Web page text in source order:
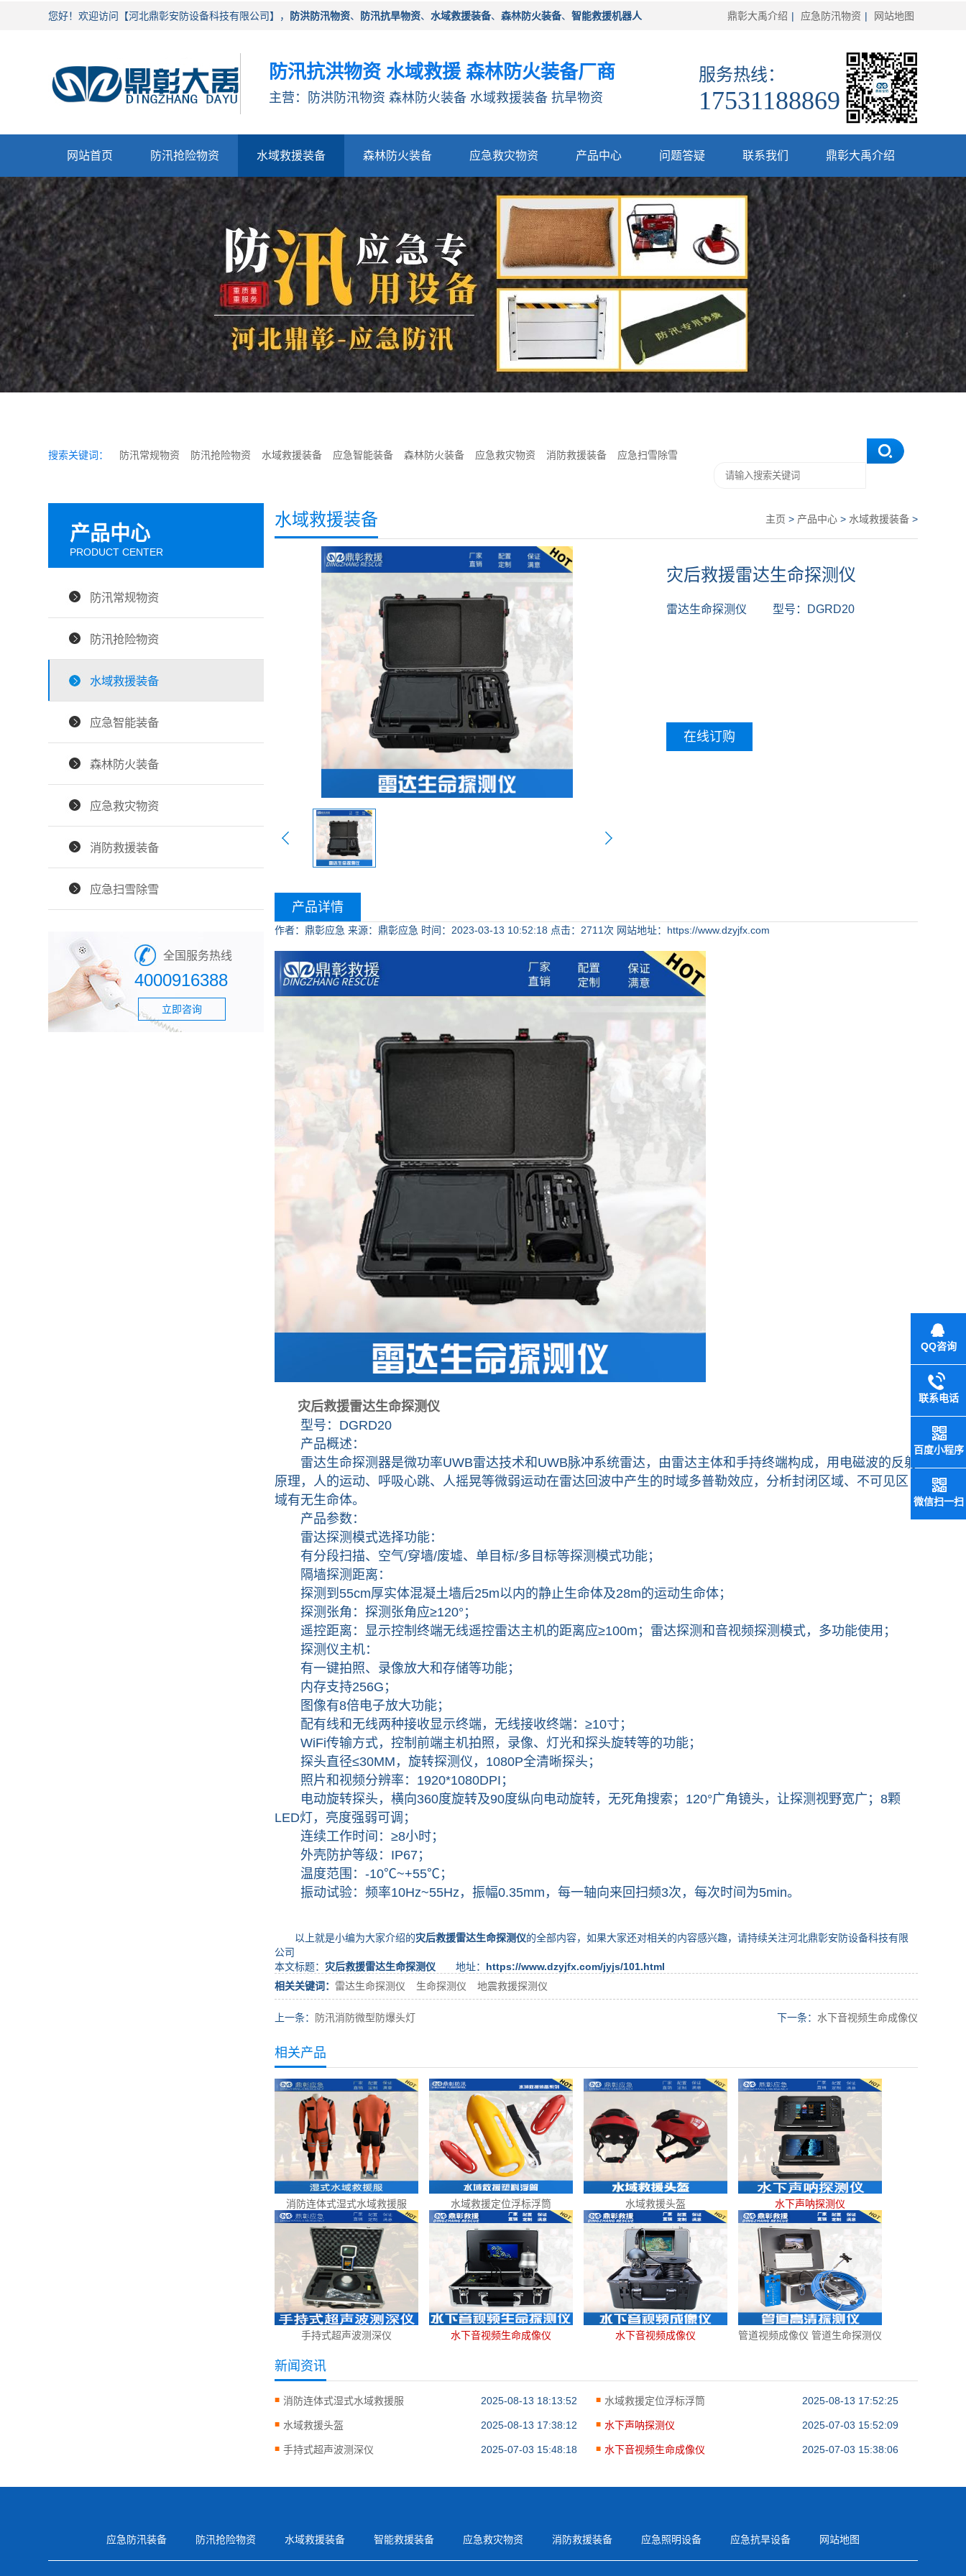
您好！欢迎访问【河北鼎彰安防设备科技有限公司】， 防洪防汛物资、 防汛抗旱物资、 水域救援装备、 森林防火装备、 智能救援机器人 鼎彰大禹介绍 | 应急防汛物资 | 网站地图
防汛抗洪物资 水域救援 森林防火装备厂商
主营：防洪防汛物资 森林防火装备 水域救援装备 抗旱物资
服务热线：
17531188869
网站首页 防汛抢险物资 水域救援装备 森林防火装备 应急救灾物资 产品中心 问题答疑 联系我们 鼎彰大禹介绍
搜索关键词： 防汛常规物资 防汛抢险物资 水域救援装备 应急智能装备 森林防火装备 应急救灾物资 消防救援装备 应急扫雪除雪
产品中心
PRODUCT CENTER
防汛常规物资
防汛抢险物资
水域救援装备
应急智能装备
森林防火装备
应急救灾物资
消防救援装备
应急扫雪除雪
全国服务热线
4000916388
立即咨询
水域救援装备 主页 > 产品中心 > 水域救援装备 >
灾后救援雷达生命探测仪
雷达生命探测仪 型号：DGRD20
在线订购
产品详情
作者：鼎彰应急 来源：鼎彰应急 时间：2023-03-13 10:52:18 点击： 2711次 网站地址：https://www.dzyjfx.com
灾后救援雷达生命探测仪
型号：DGRD20
产品概述：
雷达生命探测器是微功率UWB雷达技术和UWB脉冲系统雷达，由雷达主体和手持终端构成，用电磁波的反射
原理，人的运动、呼吸心跳、人摇晃等微弱运动在雷达回波中产生的时域多普勒效应，分析封闭区域、不可见区
域有无生命体。
产品参数：
雷达探测模式选择功能：
有分段扫描、空气/穿墙/废墟、单目标/多目标等探测模式功能；
隔墙探测距离：
探测到55cm厚实体混凝土墙后25m以内的静止生命体及28m的运动生命体；
探测张角：探测张角应≥120°；
遥控距离：显示控制终端无线遥控雷达主机的距离应≥100m；雷达探测和音视频探测模式，多功能使用；
探测仪主机：
有一键拍照、录像放大和存储等功能；
内存支持256G；
图像有8倍电子放大功能；
配有线和无线两种接收显示终端，无线接收终端：≥10寸；
WiFi传输方式，控制前端主机拍照，录像、灯光和探头旋转等的功能；
探头直径≤30MM，旋转探测仪，1080P全清晰探头；
照片和视频分辨率：1920*1080DPI；
电动旋转探头，横向360度旋转及90度纵向电动旋转，无死角搜索；120°广角镜头，让探测视野宽广；8颗
LED灯，亮度强弱可调；
连续工作时间：≥8小时；
外壳防护等级：IP67；
温度范围：-10℃~+55℃；
振动试验：频率10Hz~55Hz，振幅0.35mm，每一轴向来回扫频3次，每次时间为5min。
以上就是小编为大家介绍的灾后救援雷达生命探测仪的全部内容，如果大家还对相关的内容感兴趣，请持续关注河北鼎彰安防设备科技有限
公司
本文标题： 灾后救援雷达生命探测仪 地址： https://www.dzyjfx.com/jyjs/101.html
相关关键词： 雷达生命探测仪 生命探测仪 地震救援探测仪
上一条： 防汛消防微型防爆头灯 下一条： 水下音视频生命成像仪
相关产品
消防连体式湿式水域救援服 水域救援定位浮标浮筒 水域救援头盔 水下声呐探测仪
手持式超声波测深仪 水下音视频生命成像仪 水下音视频成像仪 管道视频成像仪 管道生命探测仪
新闻资讯
消防连体式湿式水域救援服 2025-08-13 18:13:52 水域救援定位浮标浮筒 2025-08-13 17:52:25
水域救援头盔 2025-08-13 17:38:12 水下声呐探测仪 2025-07-03 15:52:09
手持式超声波测深仪 2025-07-03 15:48:18 水下音视频生命成像仪 2025-07-03 15:38:06
应急防汛装备 防汛抢险物资 水域救援装备 智能救援装备 应急救灾物资 消防救援装备 应急照明设备 应急抗旱设备 网站地图
QQ咨询
联系电话
百度小程序
微信扫一扫